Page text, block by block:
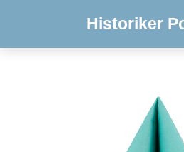
Historiker